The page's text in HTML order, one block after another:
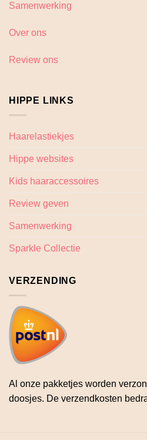
Samenwerking
Over ons
Review ons
HIPPE LINKS
Haarelastiekjes
Hippe websites
Kids haaraccessoires
Review geven
Samenwerking
Sparkle Collectie
VERZENDING
Al onze pakketjes worden
doosjes. De verzendkosten